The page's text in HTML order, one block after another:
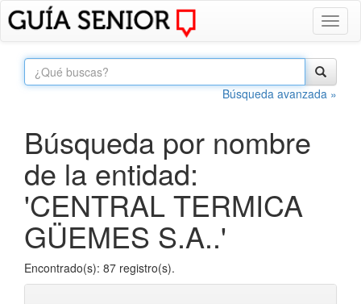
Búsqueda avanzada »
Búsqueda por nombre
de la entidad:
'CENTRAL TERMICA
GÜEMES S.A..'
Encontrado(s): 87 registro(s).